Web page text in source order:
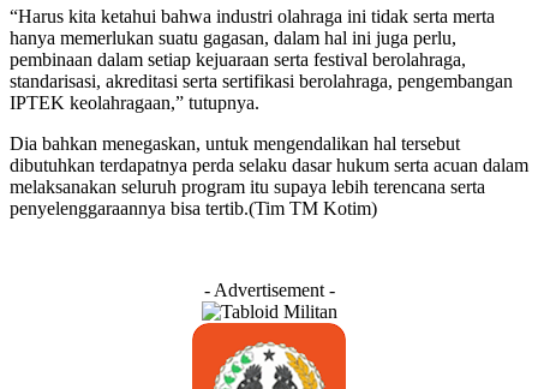
“Harus kita ketahui bahwa industri olahraga ini tidak serta merta
hanya memerlukan suatu gagasan, dalam hal ini juga perlu,
pembinaan dalam setiap kejuaraan serta festival berolahraga,
standarisasi, akreditasi serta sertifikasi berolahraga, pengembangan
IPTEK keolahragaan,” tutupnya.
Dia bahkan menegaskan, untuk mengendalikan hal tersebut
dibutuhkan terdapatnya perda selaku dasar hukum serta acuan dalam
melaksanakan seluruh program itu supaya lebih terencana serta
penyelenggaraannya bisa tertib.(Tim TM Kotim)
- Advertisement -